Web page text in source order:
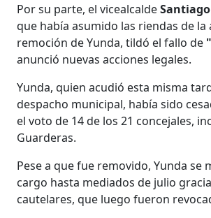
Por su parte, el vicealcalde
que había asumido las riendas de la
remoción de Yunda, tildó el fallo de
anunció nuevas acciones legales.
Yunda, quien acudió esta misma
despacho municipal, había sido
el voto de 14 de los 21 concejales,
Guarderas.
Pese a que fue removido, Yunda se
cargo hasta mediados de julio
cautelares, que luego fueron